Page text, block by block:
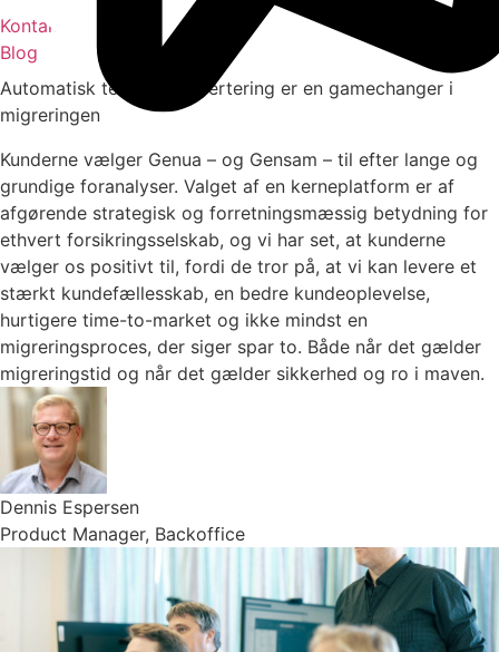
Kontakt
Blog
Automatisk test og konvertering er en gamechanger i
migreringen
Kunderne vælger Genua – og Gensam – til efter lange og
grundige foranalyser. Valget af en kerneplatform er af
afgørende strategisk og forretningsmæssig betydning for
ethvert forsikringsselskab, og vi har set, at kunderne
vælger os positivt til, fordi de tror på, at vi kan levere et
stærkt kundefællesskab, en bedre kundeoplevelse,
hurtigere time-to-market og ikke mindst en
migreringsproces, der siger spar to. Både når det gælder
migreringstid og når det gælder sikkerhed og ro i maven.
Dennis Espersen
Product Manager, Backoffice